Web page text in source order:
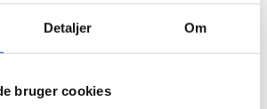
Detaljer Om
bruger cookies